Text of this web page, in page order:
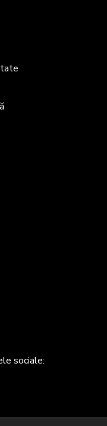
sociale: